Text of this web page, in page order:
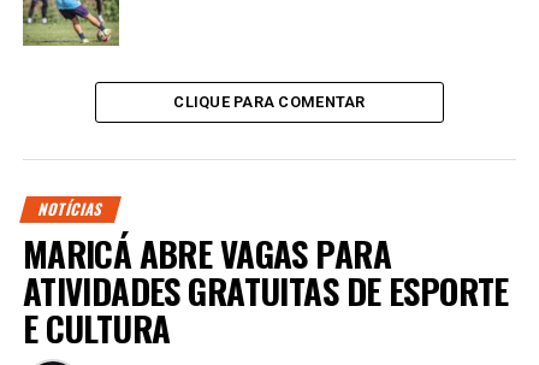
CLIQUE PARA COMENTAR
NOTÍCIAS
MARICÁ ABRE VAGAS PARA
ATIVIDADES GRATUITAS DE ESPORTE
E CULTURA